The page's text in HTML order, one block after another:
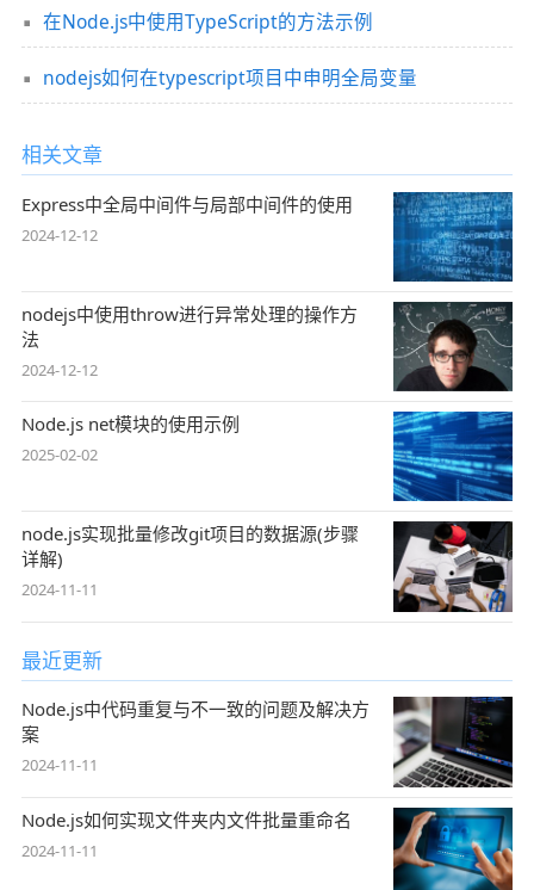
在Node.js中使用TypeScript的方法示例
nodejs如何在typescript项目中申明全局变量
相关文章
Express中全局中间件与局部中间件的使用
2024-12-12
nodejs中使用throw进行异常处理的操作方
法
2024-12-12
Node.js net模块的使用示例
2025-02-02
node.js实现批量修改git项目的数据源(步骤
详解)
2024-11-11
最近更新
Node.js中代码重复与不一致的问题及解决方
案
2024-11-11
Node.js如何实现文件夹内文件批量重命名
2024-11-11